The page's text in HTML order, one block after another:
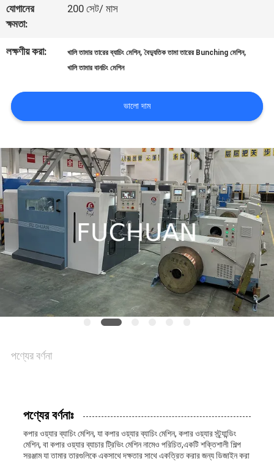
নিয়ন্ত্রণ
আমাদের
যোগাযোগ
খবর
মামলা
সাইট
ম্যাপ
PRIVACY
যোগানের
ক্ষমতা:
200 সেট/ মাস
লক্ষণীয় করা: খালি তামার তারের ব্যাচিং মেশিন,বৈদ্যুতিক তামা তারের Bunching মেশিন,
খালি তামার বানচিং মেশিন
ভালো দাম
পণ্যের বর্ণনা
পণ্যের বর্ণনাঃ
কপার ওয়্যার ব্যাচিং মেশিন, যা কপার ওয়্যার ব্যাচিং মেশিন, কপার ওয়্যার স্ট্র্যান্ডিং
মেশিন, বা কপার ওয়্যার ব্যাচার ট্রিভিং মেশিন নামেও পরিচিত,একটি শক্তিশালী শিল্প
সরঞ্জাম যা তামার তারগুলিকে একসাথে দক্ষতার সাথে একত্রিত করার জন্য ডিজাইন করা